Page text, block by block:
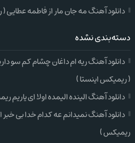
دانلود آهنگ مه جان مار از فاطمه عطایی
دسته‌بندی نشده
دانلود آهنگ ریه ام داغان چشام کم سو
( ریمیکس اینستا )
دانلود آهنگ الینده الیمده اولا ای
دانلود آهنگ نمیدانم عه کدام خدا بی خبر
ریمیکس )